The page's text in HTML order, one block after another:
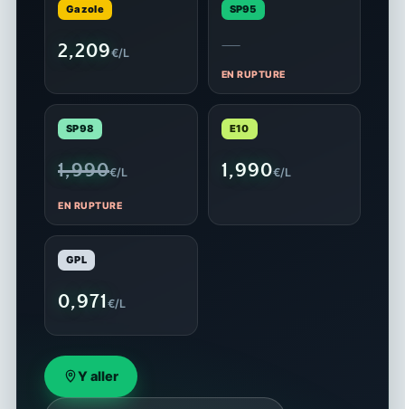
Gazole
2,209€/L
SP95
—
EN RUPTURE
SP98
1,990€/L
EN RUPTURE
E10
1,990€/L
GPL
0,971€/L
Y aller